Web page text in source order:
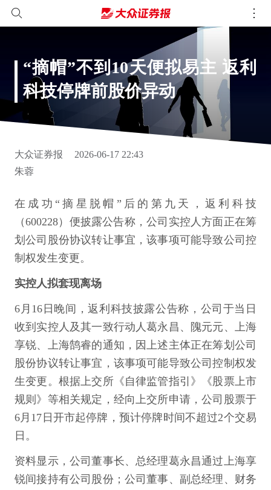
“摘帽”不到10天便拟易主 返利
科技停牌前股价异动
大众证券报
2026-06-17 22:43
朱蓉
在成功“摘星脱帽”后的第九天，返利科技
（600228）便披露公告称，公司实控人方面正在筹
划公司股份协议转让事宜，该事项可能导致公司控
制权发生变更。
实控人拟套现离场
6月16日晚间，返利科技披露公告称，公司于当日
收到实控人及其一致行动人葛永昌、隗元元、上海
享锐、上海鹄睿的通知，因上述主体正在筹划公司
股份协议转让事宜，该事项可能导致公司控制权发
生变更。根据上交所《自律监管指引》《股票上市
规则》等相关规定，经向上交所申请，公司股票于
6月17日开市起停牌，预计停牌时间不超过2个交易
日。
资料显示，公司董事长、总经理葛永昌通过上海享
锐间接持有公司股份；公司董事、副总经理、财务